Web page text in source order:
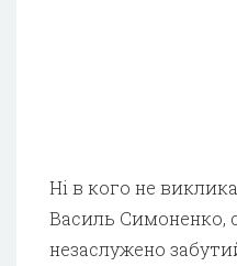
Ні в кого не
Василь Симоненко,
незаслужено